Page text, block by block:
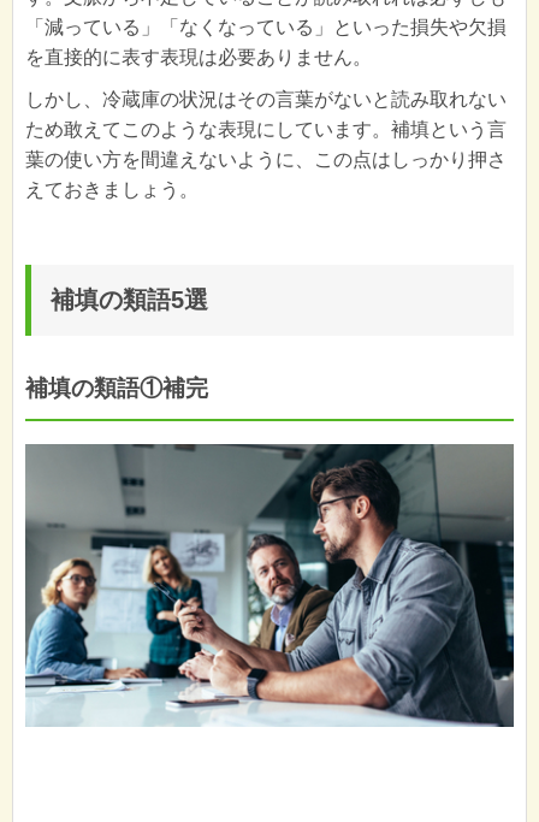
「減っている」「なくなっている」といった損失や欠損
を直接的に表す表現は必要ありません。
しかし、冷蔵庫の状況はその言葉がないと読み取れない
ため敢えてこのような表現にしています。補填という言
葉の使い方を間違えないように、この点はしっかり押さ
えておきましょう。
補填の類語5選
補填の類語①補完